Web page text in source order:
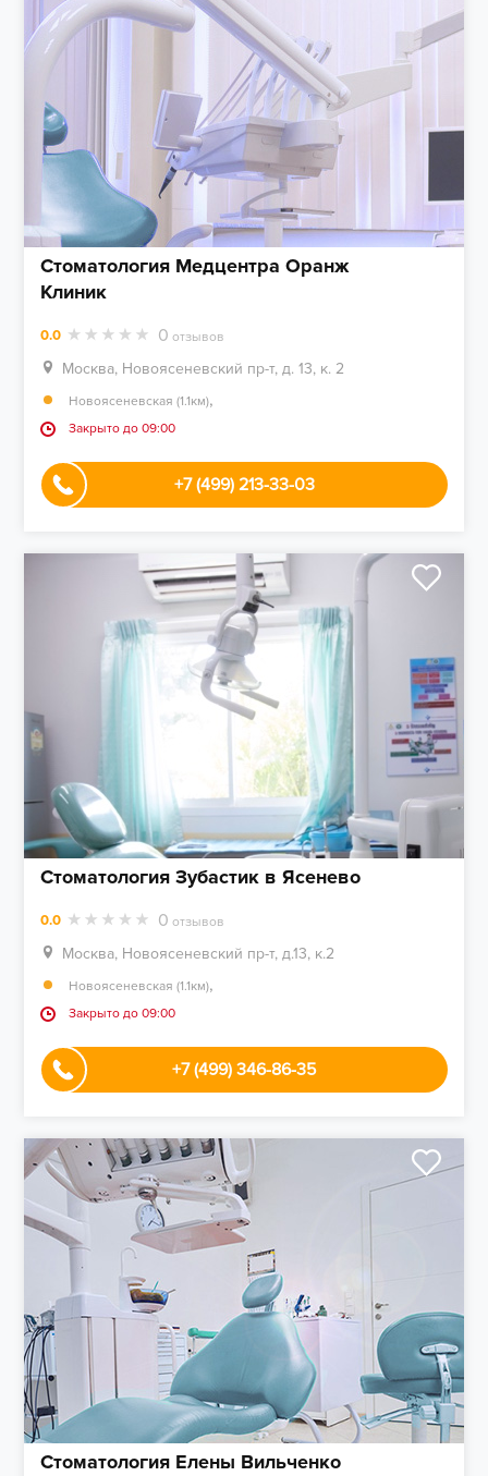
Стоматология Медцентра Оранж
Клиник
0.0 0 отзывов
Москва, Новоясеневский пр-т, д. 13, к. 2
Новоясеневская (1.1км),
Закрыто до 09:00
+7 (499) 213-33-03
Стоматология Зубастик в Ясенево
0.0 0 отзывов
Москва, Новоясеневский пр-т, д.13, к.2
Новоясеневская (1.1км),
Закрыто до 09:00
+7 (499) 346-86-35
Стоматология Елены Вильченко